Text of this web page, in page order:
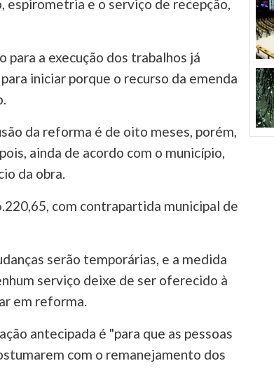
espirometria e o serviço de recepção,
para a execução dos trabalhos já
iniciar porque o recurso da emenda
da reforma é de oito meses, porém,
ainda de acordo com o município,
da obra.
com contrapartida municipal de
serão temporárias, e a medida
serviço deixe de ser oferecido à
em reforma.
antecipada é "para que as pessoas
com o remanejamento dos